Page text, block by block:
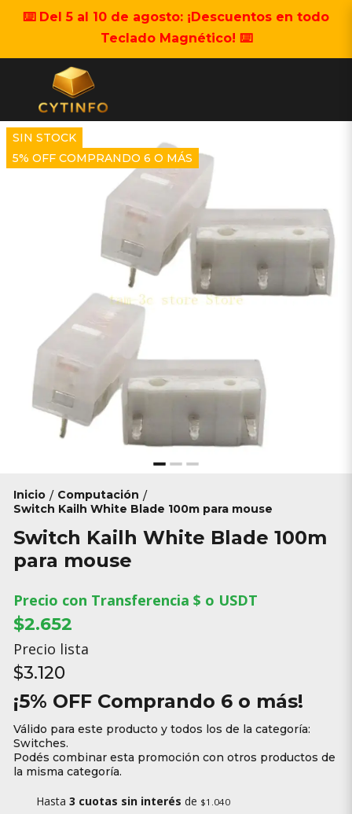
⌨️ Del 5 al 10 de agosto: ¡Descuentos en todo
Teclado Magnético! ⌨️
SIN STOCK
5% OFF COMPRANDO 6 O MÁS
Inicio / Computación /
Switch Kailh White Blade 100m para mouse
Switch Kailh White Blade 100m
para mouse
Precio con Transferencia $ o USDT
$2.652
Precio lista
$3.120
¡5% OFF Comprando 6 o más!
Válido para este producto y todos los de la categoría:
Switches.
Podés combinar esta promoción con otros productos de
la misma categoría.
Hasta 3 cuotas sin interés de $1.040